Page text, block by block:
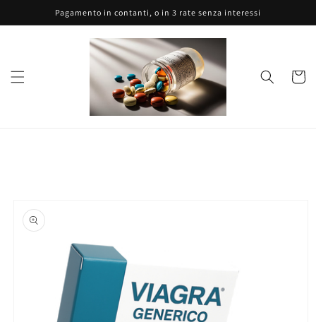
direttamente
ai contenuti
Pagamento in contanti, o in 3 rate senza interessi
Carrello
informazioni
sul prodotto